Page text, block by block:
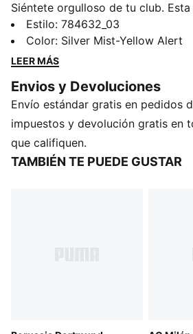
Siéntete orgulloso de tu club.
capucha del Borussia Dortmund
la línea KING, combinando
una estética inspirada en el
CARACTERÍSTICAS Y BENEFICIOS
Fabricado con al menos un 50 %
reciclados.
DETALLES
Corte: regular
Estilo: 784632_03
Color: Silver Mist-Yellow Alert
LEER MÁS
Envios y Devoluciones
Envío estándar gratis en pedidos
impuestos y devolución gratis en
que califiquen.
TAMBIÉN TE PUEDE GUSTAR